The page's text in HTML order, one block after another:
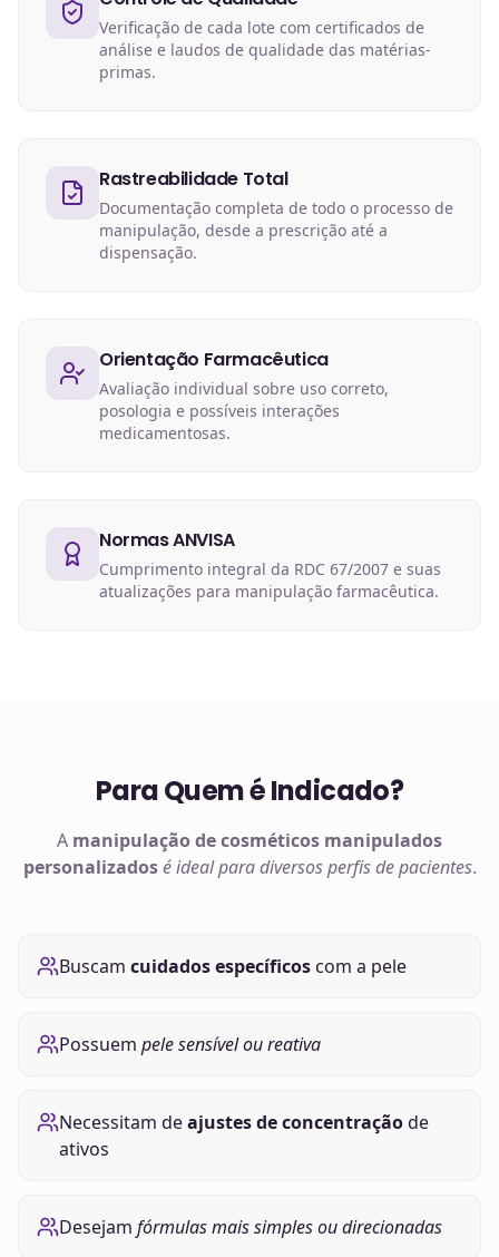
Verificação de cada lote com certificados de
análise e laudos de qualidade das matérias-
primas.
Rastreabilidade Total
Documentação completa de todo o processo de
manipulação, desde a prescrição até a
dispensação.
Orientação Farmacêutica
Avaliação individual sobre uso correto,
posologia e possíveis interações
medicamentosas.
Normas ANVISA
Cumprimento integral da RDC 67/2007 e suas
atualizações para manipulação farmacêutica.
Para Quem é Indicado?
A manipulação decosméticos manipulados
personalizados é ideal para diversos perfis de pacientes.
Buscam cuidados específicoscom a pele
Possuem pele sensível ou reativa
Necessitam deajustes de concentraçãode
ativos
Desejam fórmulas mais simples ou direcionadas